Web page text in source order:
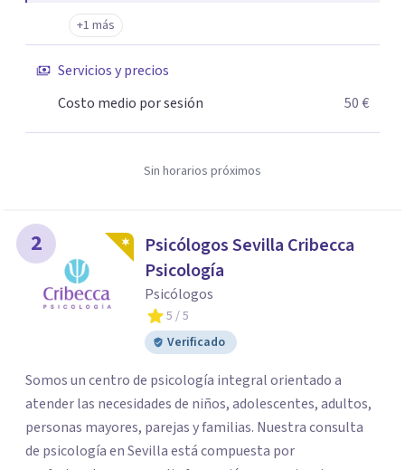
nuestros usuarios/as nos hemos convertido en referentes
del sector tanto en Sevilla como en Andalucía. Sobre todo
adolescente o la comunicación familiar. Pero también en
el tratamiento de mujeres desde una perspectiva de
género, prevención y psicología en general. Cuenta con
+1 más
Servicios y precios
Costo medio por sesión
50 €
Sin horarios próximos
2
Psicólogos Sevilla Cribecca
Psicología
Psicólogos
5 / 5
Verificado
Somos un centro de psicología integral orientado a
atender las necesidades de niños, adolescentes, adultos,
personas mayores, parejas y familias. Nuestra consulta
de psicología en Sevilla está compuesta por